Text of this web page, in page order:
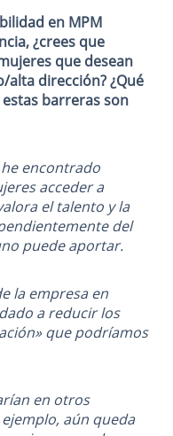
en MPM
¿crees que
que desean
alta dirección? ¿Qué
barreras son
encontrado
acceder a
el talento y la
del
puede aportar.
la empresa en
a reducir los
que podríamos
en otros
aún queda